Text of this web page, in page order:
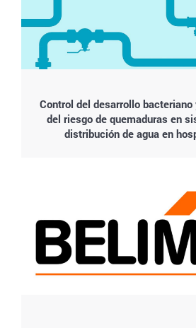
Control del desarrollo bacteriano
del riesgo de quemaduras en
distribución de agua en